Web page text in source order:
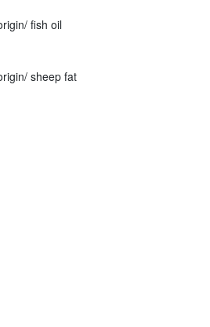
fish oil
sheep fat